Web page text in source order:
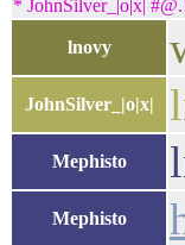
* JohnSilver_|o|x|
lnovy
JohnSilver_|o|x|
Mephisto
Mephisto